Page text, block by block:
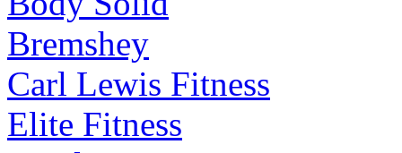
Bremshey
Carl Lewis Fitness
Elite Fitness